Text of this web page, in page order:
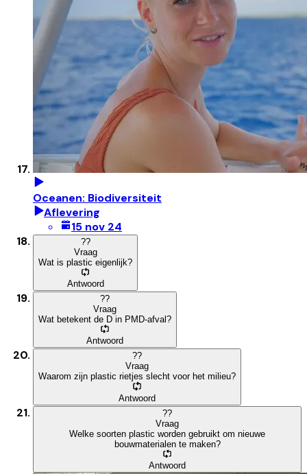
Oceanen: Biodiversiteit
Aflevering
15 nov 24
??
Vraag
Wat is plastic eigenlijk?
Antwoord
??
Vraag
Wat betekent de D in PMD-afval?
Antwoord
??
Vraag
Waarom zijn plastic rietjes slecht voor het milieu?
Antwoord
??
Vraag
Welke soorten plastic worden gebruikt om nieuwe
bouwmaterialen te maken?
Antwoord